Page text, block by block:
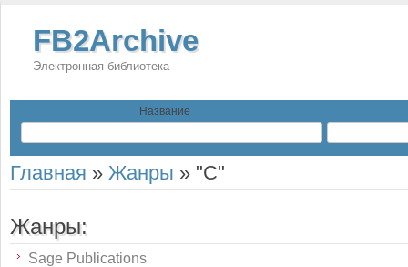
FB2Archive
Электронная библиотека
Название
Главная » Жанры » "С"
Жанры:
Sage Publications